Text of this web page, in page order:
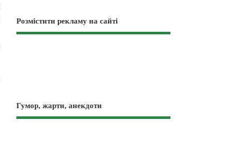
Розмістити рекламу на сайті
Гумор, жарти, анекдоти